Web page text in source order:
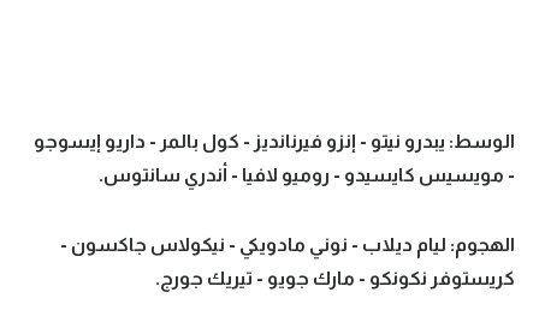
الوسط: يبدرو نيتو - إنزو فيرنانديز - كول بالمر - داريو إيسوجو
- مويسيس كايسيدو - روميو لافيا - أندري سانتوس.
الهجوم: ليام ديلاب - نوني مادويكي - نيكولاس جاكسون -
كريستوفر نكونكو - مارك جويو - تيريك جورج.